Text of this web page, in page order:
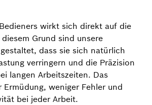
wirkt sich direkt auf die
Grund sind unsere
dass sie sich natürlich
verringern und die Präzision
langen Arbeitszeiten. Das
Ermüdung, weniger Fehler und
bei jeder Arbeit.